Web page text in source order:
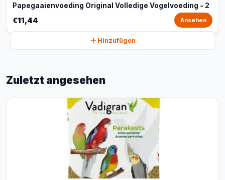
Papegaaienvoeding Original Volledige Vogelvoeding - 2
€11,44 Ansehen
Hinzufügen
Zuletzt angesehen